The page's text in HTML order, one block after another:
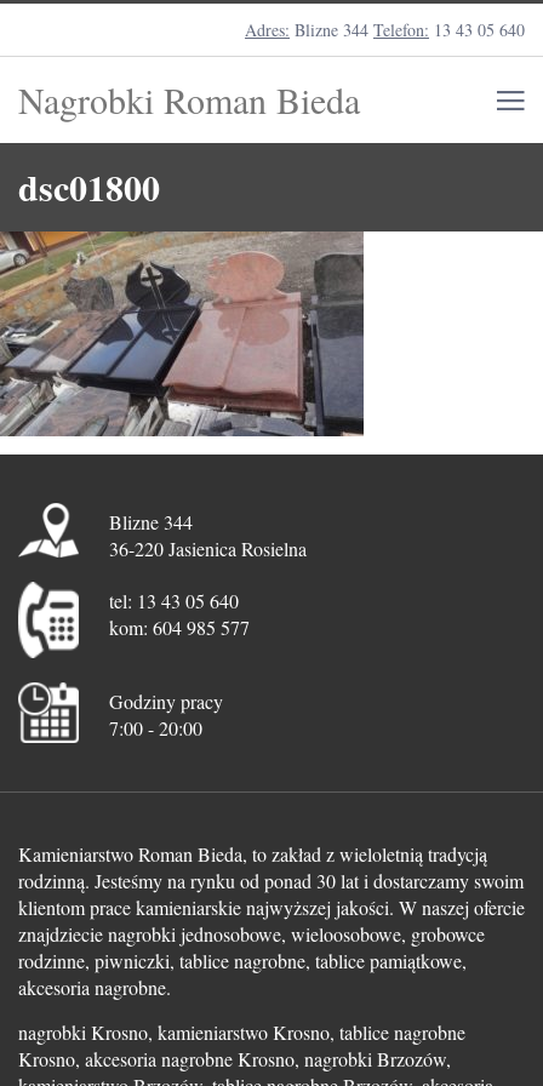
Adres: Blizne 344 Telefon: 13 43 05 640
Nagrobki Roman Bieda
dsc01800
Blizne 344
36-220 Jasienica Rosielna
tel: 13 43 05 640
kom: 604 985 577
Godziny pracy
7:00 - 20:00
Kamieniarstwo Roman Bieda, to zakład z wieloletnią tradycją
rodzinną. Jesteśmy na rynku od ponad 30 lat i dostarczamy swoim
klientom prace kamieniarskie najwyższej jakości. W naszej ofercie
znajdziecie nagrobki jednosobowe, wieloosobowe, grobowce
rodzinne, piwniczki, tablice nagrobne, tablice pamiątkowe,
akcesoria nagrobne.
nagrobki Krosno, kamieniarstwo Krosno, tablice nagrobne
Krosno, akcesoria nagrobne Krosno, nagrobki Brzozów,